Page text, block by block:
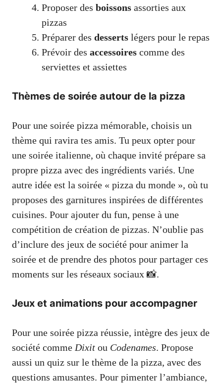
Proposer des boissons assorties aux
pizzas
Préparer des desserts légers pour le repas
Prévoir des accessoires comme des
serviettes et assiettes
Thèmes de soirée autour de la pizza
Pour une soirée pizza mémorable, choisis un
thème qui ravira tes amis. Tu peux opter pour
une soirée italienne, où chaque invité prépare sa
propre pizza avec des ingrédients variés. Une
autre idée est la soirée « pizza du monde », où tu
proposes des garnitures inspirées de différentes
cuisines. Pour ajouter du fun, pense à une
compétition de création de pizzas. N’oublie pas
d’inclure des jeux de société pour animer la
soirée et de prendre des photos pour partager ces
moments sur les réseaux sociaux 📸.
Jeux et animations pour accompagner
Pour une soirée pizza réussie, intègre des jeux de
société comme Dixit ou Codenames. Propose
aussi un quiz sur le thème de la pizza, avec des
questions amusantes. Pour pimenter l’ambiance,